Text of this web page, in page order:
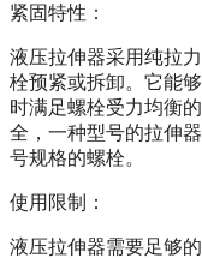
紧固特性：
液压拉伸器采用纯拉
栓预紧或拆卸。它能
时满足螺栓受力均衡
全，一种型号的拉伸
号规格的螺栓。
使用限制：
液压拉伸器需要足够